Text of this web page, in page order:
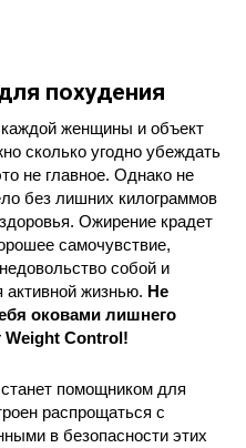
похудения
женщины и объект
сколько угодно убеждать
не главное. Однако не
без лишних килограммов
Ожирение крадет
самочувствие,
собой и
активной жизнью. Не
оковами лишнего
Weight Control!
помощником для
распрощаться с
в безопасности этих